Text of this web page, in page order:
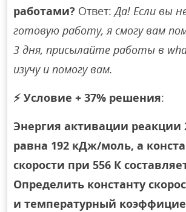
работами? Ответ:Да! Если вы
готовую работу, я смогу вам
3 дня, присылайте работы в
изучу и помогу вам.
⚡ Условие + 37% решения:
Энергия активации реакции
равна 192 кДж/моль, а
скорости при 556 К
Определить константу
и температурный